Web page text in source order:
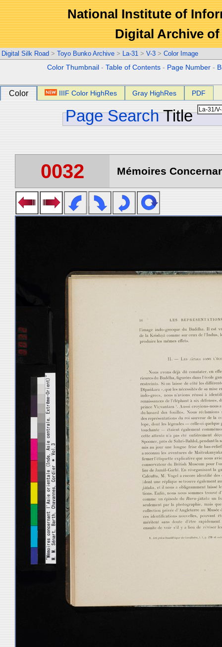
National Institute of
Digital Archive
Digital Silk Road > Toyo Bunko Archive > La-31 > V-3 > Color Image
Color Thumbnail -Table of Contents - Page Number -
Color IIIF Color HighRes Gray HighRes PDF
Page Search Title
0032 Mémoires